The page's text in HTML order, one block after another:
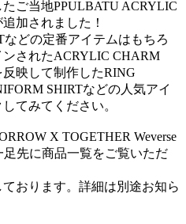
ご当地PPULBATU ACRYLIC
加されました！
どの定番アイテムはもちろ
されたACRYLIC CHARM
映して制作したRING
SHIRTなどの人気アイ
てみてください。
X TOGETHER Weverse
足先に商品一覧をご覧いただ
おります。詳細は別途お知ら